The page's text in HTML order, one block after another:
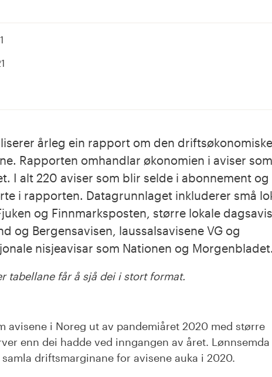
årleg ein rapport om den driftsøkonomiske
Rapporten omhandlar økonomien i aviser
I alt 220 aviser som blir selde i abonnement og
i rapporten. Datagrunnlaget inkluderer små
og Finnmarksposten, større lokale
og Bergensavisen, laussalsavisene VG og
nisjeavisar som Nationen og Morgenbladet.
tabellane får å sjå dei i stort format.
avisene i Noreg ut av pandemiåret 2020 med større
enn dei hadde ved inngangen av året. Lønnsemda
driftsmarginane for avisene auka i 2020.